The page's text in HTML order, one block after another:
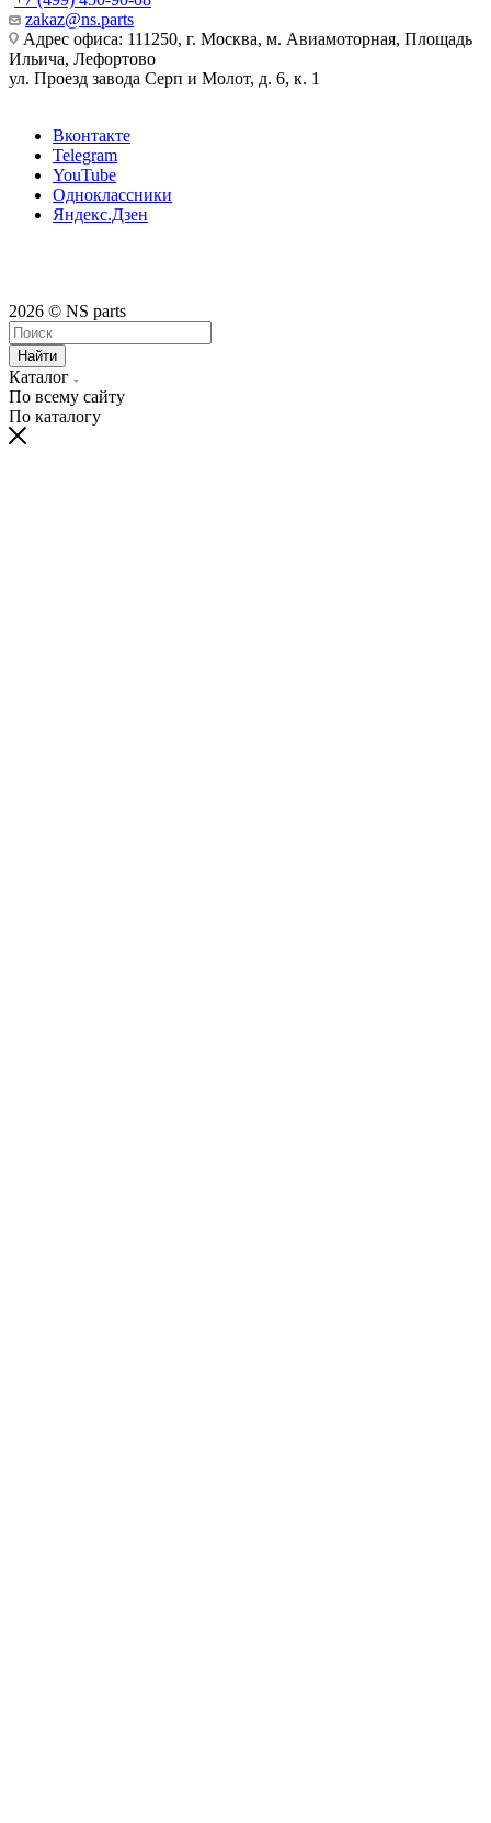
zakaz@ns.parts
Адрес офиса: 111250, г. Москва, м. Авиамоторная, Площадь
Ильича, Лефортово
ул. Проезд завода Серп и Молот, д. 6, к. 1
Вконтакте
Telegram
YouTube
Одноклассники
Яндекс.Дзен
2026 © NS parts
Найти
Каталог
По всему сайту
По каталогу